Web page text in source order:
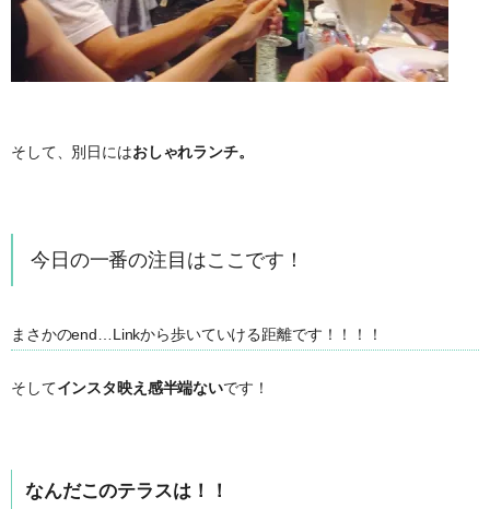
そして、別日にはおしゃれランチ。
今日の一番の注目はここです！
まさかのend…Linkから歩いていける距離です！！！！
そしてインスタ映え感半端ないです！
なんだこのテラスは！！